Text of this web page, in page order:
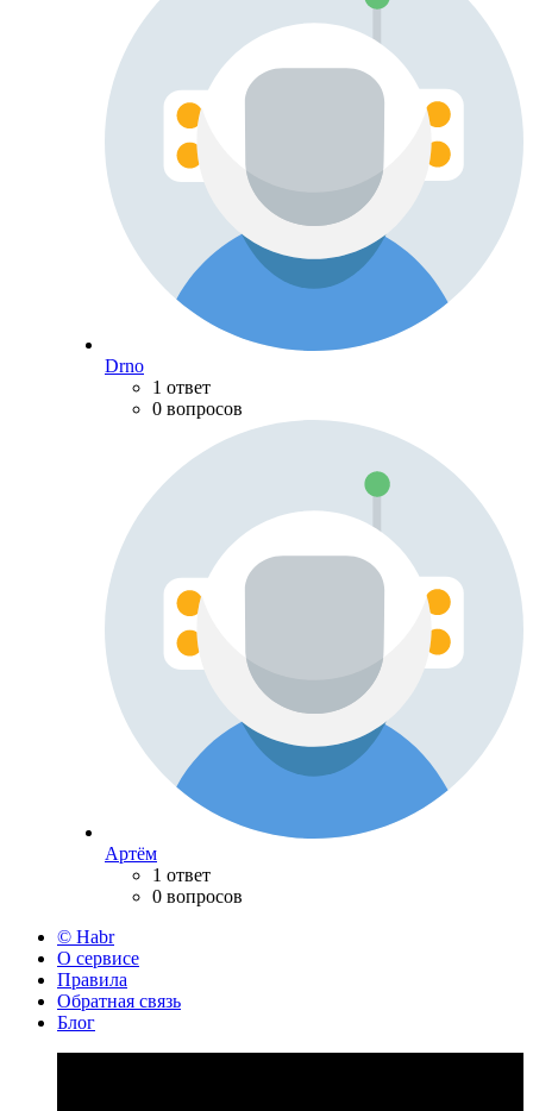
Drno
1 ответ
0 вопросов
Артём
1 ответ
0 вопросов
© Habr
О сервисе
Правила
Обратная связь
Блог